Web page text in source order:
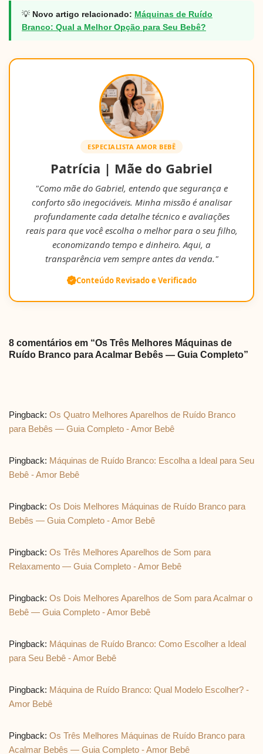
💡 Novo artigo relacionado: Máquinas de Ruído
Branco: Qual a Melhor Opção para Seu Bebê?
ESPECIALISTA AMOR BEBÊ
Patrícia | Mãe do Gabriel
"Como mãe do Gabriel, entendo que segurança e
conforto são inegociáveis. Minha missão é analisar
profundamente cada detalhe técnico e avaliações
reais para que você escolha o melhor para o seu filho,
economizando tempo e dinheiro. Aqui, a
transparência vem sempre antes da venda."
Conteúdo Revisado e Verificado
8 comentários em “Os Três Melhores Máquinas de
Ruído Branco para Acalmar Bebês — Guia Completo”
Pingback: Os Quatro Melhores Aparelhos de Ruído Branco
para Bebês — Guia Completo - Amor Bebê
Pingback: Máquinas de Ruído Branco: Escolha a Ideal para Seu
Bebê - Amor Bebê
Pingback: Os Dois Melhores Máquinas de Ruído Branco para
Bebês — Guia Completo - Amor Bebê
Pingback: Os Três Melhores Aparelhos de Som para
Relaxamento — Guia Completo - Amor Bebê
Pingback: Os Dois Melhores Aparelhos de Som para Acalmar o
Bebê — Guia Completo - Amor Bebê
Pingback: Máquinas de Ruído Branco: Como Escolher a Ideal
para Seu Bebê - Amor Bebê
Pingback: Máquina de Ruído Branco: Qual Modelo Escolher? -
Amor Bebê
Pingback: Os Três Melhores Máquinas de Ruído Branco para
Acalmar Bebês — Guia Completo - Amor Bebê